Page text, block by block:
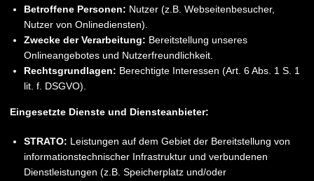
Betroffene Personen: Nutzer (z.B. Webseitenbesucher,
Nutzer von Onlinediensten).
Zwecke der Verarbeitung: Bereitstellung unseres
Onlineangebotes und Nutzerfreundlichkeit.
Rechtsgrundlagen: Berechtigte Interessen (Art. 6 Abs. 1 S. 1
lit. f. DSGVO).
Eingesetzte Dienste und Diensteanbieter:
STRATO: Leistungen auf dem Gebiet der Bereitstellung von
informationstechnischer Infrastruktur und verbundenen
Dienstleistungen (z.B. Speicherplatz und/oder